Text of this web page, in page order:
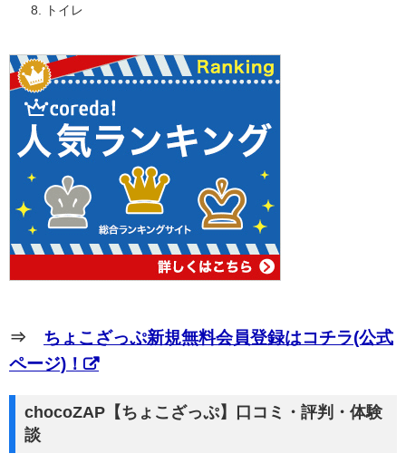
トイレ
⇒ ちょこざっぷ新規無料会員登録はコチラ(公式
ページ)！
chocoZAP【ちょこざっぷ】口コミ・評判・体験
談